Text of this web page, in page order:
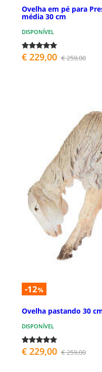
Ovelha em pé para
média 30 cm
DISPONÍVEL
€ 229,00 € 259,00
-12%
Ovelha pastando 30
DISPONÍVEL
€ 229,00 € 259,00